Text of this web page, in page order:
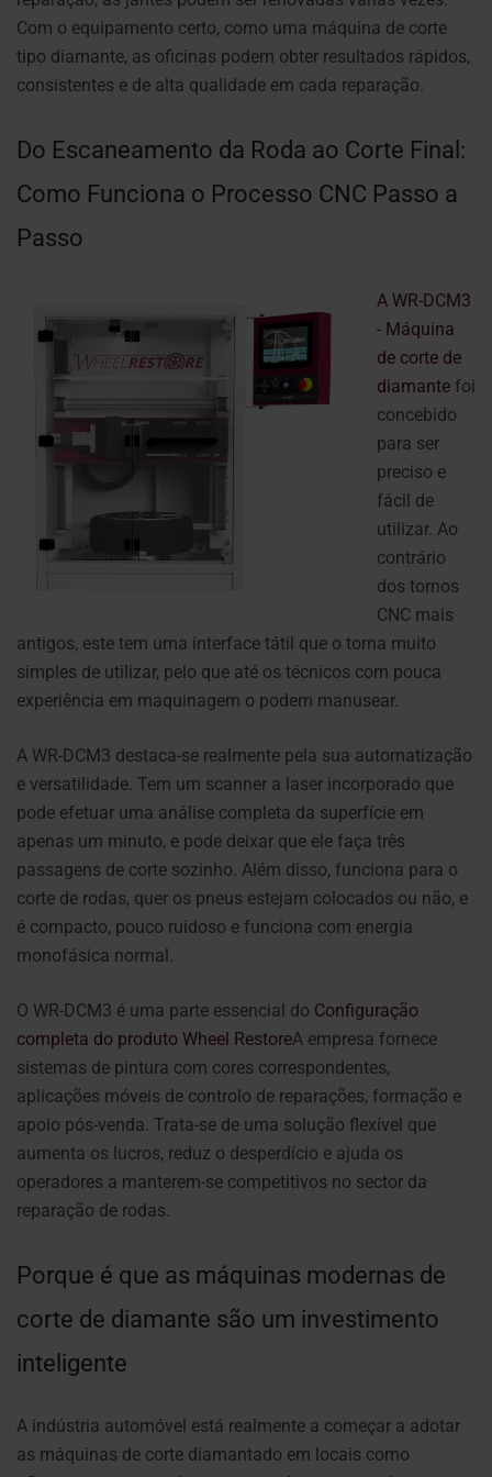
Com o equipamento certo, como uma máquina de corte
tipo diamante, as oficinas podem obter resultados rápidos,
consistentes e de alta qualidade em cada reparação.
Do Escaneamento da Roda ao Corte Final:
Como Funciona o Processo CNC Passo a
Passo
A WR-DCM3
- Máquina
de corte de
diamante foi
concebido
para ser
preciso e
fácil de
utilizar. Ao
contrário
dos tornos
CNC mais
antigos, este tem uma interface tátil que o torna muito
simples de utilizar, pelo que até os técnicos com pouca
experiência em maquinagem o podem manusear.
A WR-DCM3 destaca-se realmente pela sua automatização
e versatilidade. Tem um scanner a laser incorporado que
pode efetuar uma análise completa da superfície em
apenas um minuto, e pode deixar que ele faça três
passagens de corte sozinho. Além disso, funciona para o
corte de rodas, quer os pneus estejam colocados ou não, e
é compacto, pouco ruidoso e funciona com energia
monofásica normal.
O WR-DCM3 é uma parte essencial do Configuração
completa do produto Wheel RestoreA empresa fornece
sistemas de pintura com cores correspondentes,
aplicações móveis de controlo de reparações, formação e
apoio pós-venda. Trata-se de uma solução flexível que
aumenta os lucros, reduz o desperdício e ajuda os
operadores a manterem-se competitivos no sector da
reparação de rodas.
Porque é que as máquinas modernas de
corte de diamante são um investimento
inteligente
A indústria automóvel está realmente a começar a adotar
as máquinas de corte diamantado em locais como